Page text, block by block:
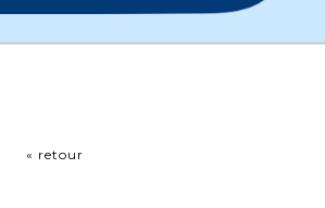
« retour